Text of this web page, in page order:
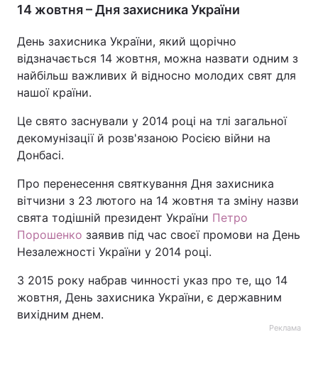
Тема оформлення
14 жовтня – Дня захисника України
День захисника України, який щорічно
відзначається 14 жовтня, можна назвати одним з
найбільш важливих й відносно молодих свят для
нашої країни.
Це свято заснували у 2014 році на тлі загальної
декомунізації й розв'язаною Росією війни на
Донбасі.
Про перенесення святкування Дня захисника
вітчизни з 23 лютого на 14 жовтня та зміну назви
свята тодішній президент України Петро
Порошенко заявив під час своєї промови на День
Незалежності України у 2014 році.
З 2015 року набрав чинності указ про те, що 14
жовтня, День захисника України, є державним
вихідним днем.
Реклама